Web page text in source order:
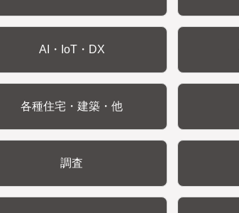
AI・IoT・DX
各種住宅・建築・他
調査